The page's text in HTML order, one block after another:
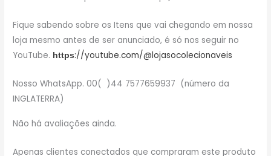
Fique sabendo sobre os Itens que vai chegando em nossa
loja mesmo antes de ser anunciado, é só nos seguir no
YouTube. https://youtube.com/@lojasocolecionaveis
Nosso WhatsApp. 00( )44 7577659937 (número da
INGLATERRA)
Não há avaliações ainda.
Apenas clientes conectados que compraram este produto